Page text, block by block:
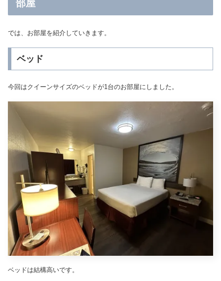
部屋
では、お部屋を紹介していきます。
ベッド
今回はクイーンサイズのベッドが1台のお部屋にしました。
ベッドは結構高いです。